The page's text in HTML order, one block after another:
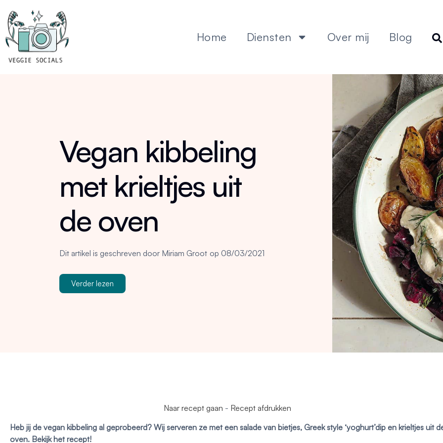
Home Diensten Over mij Blog
Vegan kibbeling
met krieltjes uit
de oven
Dit artikel is geschreven door Miriam Groot op 08/03/2021
Verder lezen
Naar recept gaan - Recept afdrukken
Heb jij de vegan kibbeling al geprobeerd? Wij serveren ze met een salade van bietjes, Greek style ‘yoghurt’dip en krieltjes uit
oven. Bekijk het recept!